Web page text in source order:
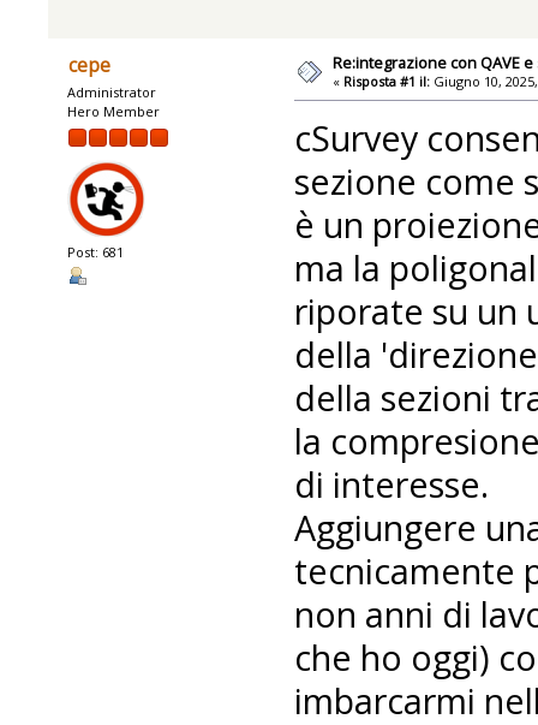
cepe
Administrator
Hero Member
Post: 681
Re:integrazione con QAVE
« Risposta #1 il: Giugno 10,
cSurvey
sezione come
è un
ma la
riporate su un
della
della sezioni
la
di interesse.
Aggiungere
tecnicamente
non anni di
che ho oggi)
imbarcarmi